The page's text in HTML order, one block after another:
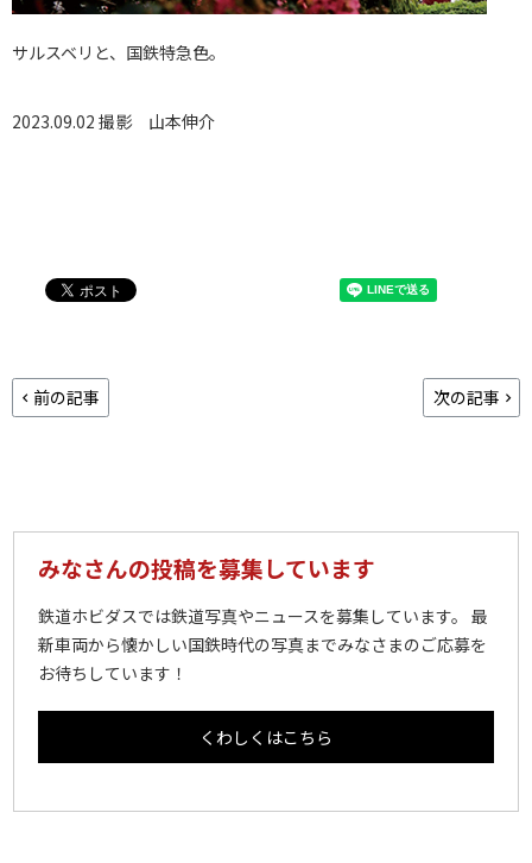
サルスベリと、国鉄特急色。
2023.09.02 撮影 山本伸介
前の記事 次の記事
みなさんの投稿を募集しています
鉄道ホビダスでは鉄道写真やニュースを募集しています。 最
新車両から懐かしい国鉄時代の写真までみなさまのご応募を
お待ちしています！
くわしくはこちら